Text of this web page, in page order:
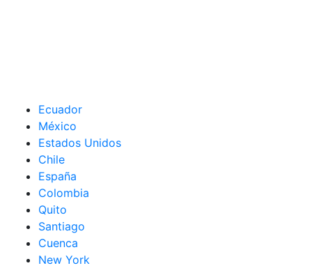
Ecuador
México
Estados Unidos
Chile
España
Colombia
Quito
Santiago
Cuenca
New York